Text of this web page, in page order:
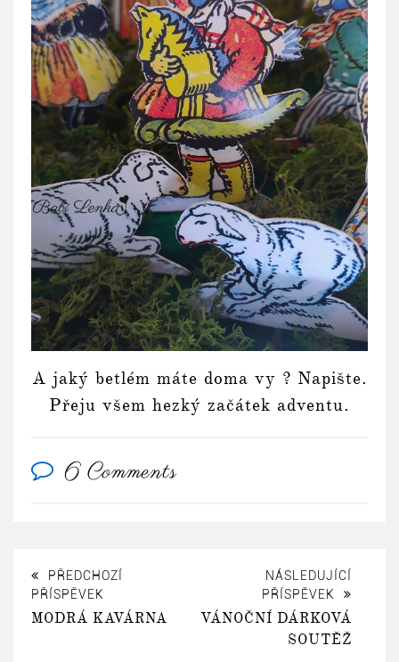
A jaký betlém máte doma vy ? Napište.
Přeju všem hezký začátek adventu.
6 Comments
PŘEDCHOZÍ
PŘÍSPĚVEK
MODRÁ KAVÁRNA
NÁSLEDUJÍCÍ
PŘÍSPĚVEK
VÁNOČNÍ DÁRKOVÁ
SOUTĚŽ